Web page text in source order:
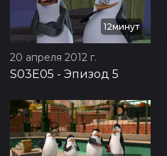
12минут
20 апреля 2012 г.
S03E05 - Эпизод 5